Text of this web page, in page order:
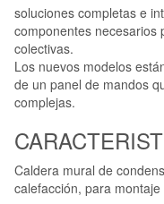
soluciones completas e
componentes necesarios
colectivas.
Los nuevos modelos
de un panel de mandos
complejas.
Caldera mural de
calefacción, para